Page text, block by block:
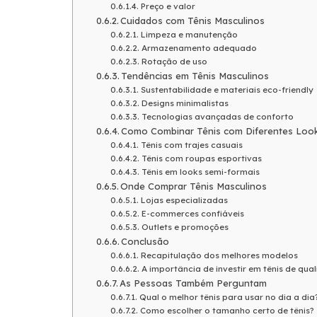
Preço e valor
Cuidados com Tênis Masculinos
Limpeza e manutenção
Armazenamento adequado
Rotação de uso
Tendências em Tênis Masculinos
Sustentabilidade e materiais eco-friendly
Designs minimalistas
Tecnologias avançadas de conforto
Como Combinar Tênis com Diferentes
Tênis com trajes casuais
Tênis com roupas esportivas
Tênis em looks semi-formais
Onde Comprar Tênis Masculinos
Lojas especializadas
E-commerces confiáveis
Outlets e promoções
Conclusão
Recapitulação dos melhores modelos
A importância de investir em tênis de
As Pessoas Também Perguntam
Qual o melhor tênis para usar no dia a
Como escolher o tamanho certo de tênis?